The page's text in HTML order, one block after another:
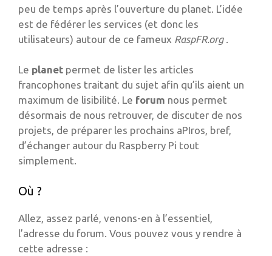
peu de temps après l’ouverture du planet. L’idée
est de fédérer les services (et donc les
utilisateurs) autour de ce fameux RaspFR.org
Le planet permet de lister les articles
francophones traitant du sujet afin qu’ils aient un
maximum de lisibilité. Le forum nous permet
désormais de nous retrouver, de discuter de nos
projets, de préparer les prochains aPIros, bref,
d’échanger autour du Raspberry Pi tout
simplement.
Où ?
Allez, assez parlé, venons-en à l’essentiel,
l’adresse du forum. Vous pouvez vous y rendre à
cette adresse :